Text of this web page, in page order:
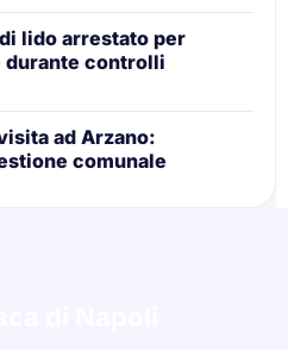
lido arrestato per
durante controlli
ad Arzano:
comunale
di Napoli